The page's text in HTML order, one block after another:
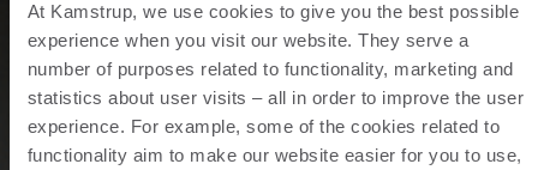
At Kamstrup, we use cookies to give you the best possible
experience when you visit our website. They serve a
number of purposes related to functionality, marketing and
statistics about user visits – all in order to improve the user
experience. For example, some of the cookies related to
functionality aim to make our website easier for you to use,